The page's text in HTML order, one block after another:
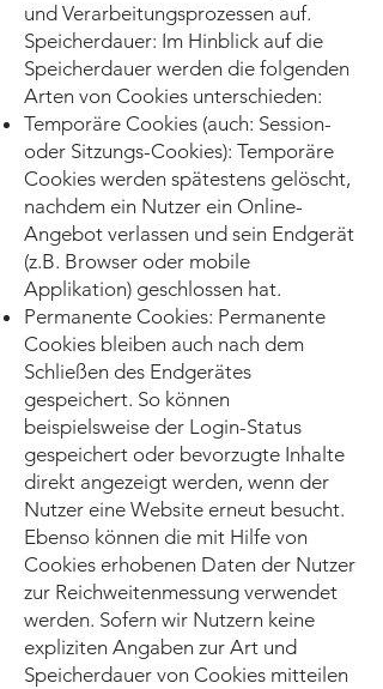
und Verarbeitungsprozessen auf.
Speicherdauer: Im Hinblick auf die
Speicherdauer werden die folgenden
Arten von Cookies unterschieden:
Temporäre Cookies (auch: Session-
oder Sitzungs-Cookies): Temporäre
Cookies werden spätestens gelöscht,
nachdem ein Nutzer ein Online-
Angebot verlassen und sein Endgerät
(z.B. Browser oder mobile
Applikation) geschlossen hat.
Permanente Cookies: Permanente
Cookies bleiben auch nach dem
Schließen des Endgerätes
gespeichert. So können
beispielsweise der Login-Status
gespeichert oder bevorzugte Inhalte
direkt angezeigt werden, wenn der
Nutzer eine Website erneut besucht.
Ebenso können die mit Hilfe von
Cookies erhobenen Daten der Nutzer
zur Reichweitenmessung verwendet
werden. Sofern wir Nutzern keine
expliziten Angaben zur Art und
Speicherdauer von Cookies mitteilen